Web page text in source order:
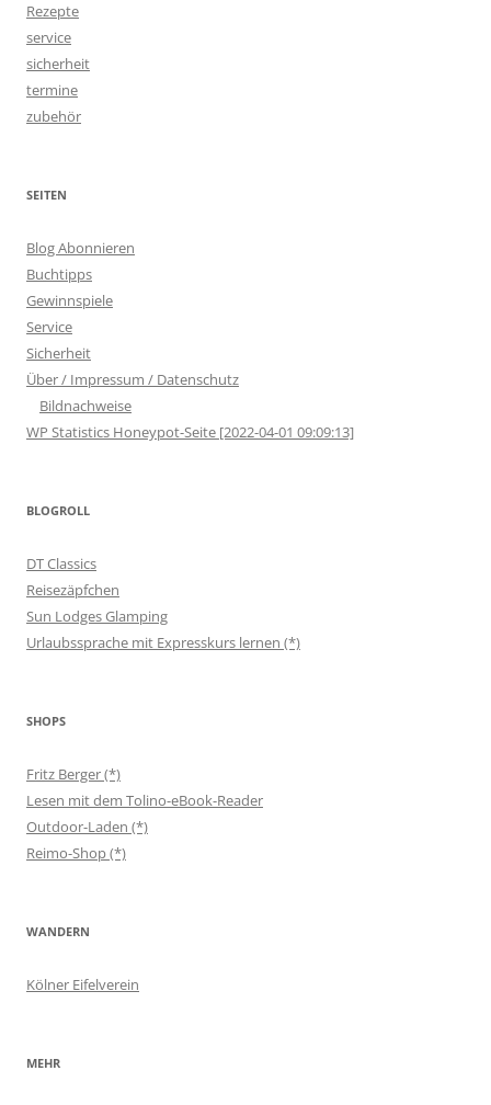
Rezepte
service
sicherheit
termine
zubehör
SEITEN
Blog Abonnieren
Buchtipps
Gewinnspiele
Service
Sicherheit
Über / Impressum / Datenschutz
Bildnachweise
WP Statistics Honeypot-Seite [2022-04-01 09:09:13]
BLOGROLL
DT Classics
Reisezäpfchen
Sun Lodges Glamping
Urlaubssprache mit Expresskurs lernen (*)
SHOPS
Fritz Berger (*)
Lesen mit dem Tolino-eBook-Reader
Outdoor-Laden (*)
Reimo-Shop (*)
WANDERN
Kölner Eifelverein
MEHR